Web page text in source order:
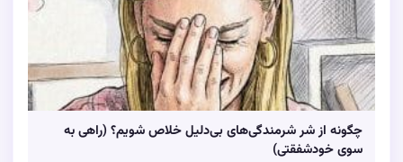
چگونه از شر شرمندگی‌های بی‌دلیل خلاص شویم؟ (راهی به
سوی خودشفقتی)